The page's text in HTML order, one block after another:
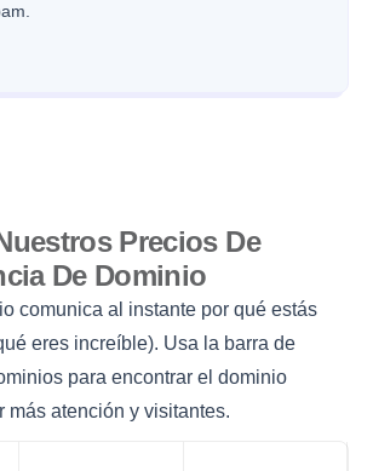
Precios De
De Dominio
comunica al instante por qué estás
eres increíble). Usa la barra de
para encontrar el dominio
más atención y visitantes.